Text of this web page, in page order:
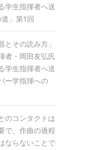
学生指揮者へ送
」第1回
とその読み方」
者・岡田友弘氏
学生指揮者へ送
ー学指揮への
のコンタクトは
で、作曲の過程
ならないことで